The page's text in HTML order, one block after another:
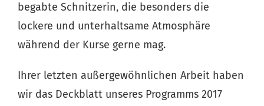
begabte Schnitzerin, die besonders die
lockere und unterhaltsame Atmosphäre
während der Kurse gerne mag.
Ihrer letzten außergewöhnlichen Arbeit haben
wir das Deckblatt unseres Programms 2017